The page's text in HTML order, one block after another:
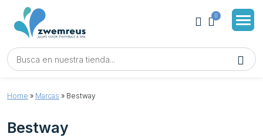
0
Home » Marcas » Bestway
Bestway